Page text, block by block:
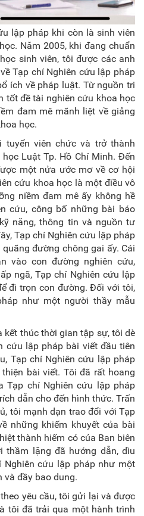
lập pháp khi còn là sinh viên
Năm 2005, khi đang chuẩn
sinh viên, tôi được các anh
Tạp chí Nghiên cứu lập pháp
ích về pháp luật. Từ nguồn tri
tốt đề tài nghiên cứu khoa học
đam mê mãnh liệt về giảng
học.
tuyển viên chức và trở thành
Luật Tp. Hồ Chí Minh. Đến
một nửa ước mơ về cơ hội
cứu khoa học là một điều vô
niềm đam mê ấy không hề
cứu, công bố những bài báo
năng, thông tin và nguồn tư
Tạp chí Nghiên cứu lập pháp
đường chông gai ấy. Cái
vào con đường nghiên cứu,
ngã, Tạp chí Nghiên cứu lập
đi trọn con đường. Đối với tôi,
như một người thầy mẫu
kết thúc thời gian tập sự, tôi dè
cứu lập pháp bài viết đầu tiên
Tạp chí Nghiên cứu lập pháp
bài viết. Tôi đã rất hoang
Tạp chí Nghiên cứu lập pháp
dẫn cho đến hình thức. Trấn
tôi mạnh dạn trao đổi với Tạp
những khiếm khuyết của bài
thành hiếm có của Ban biên
thầm lặng đã hướng dẫn, dìu
cứu lập pháp như một
và đầy bao dung.
yêu cầu, tôi gửi lại và được
tôi đã trải qua một hành trình